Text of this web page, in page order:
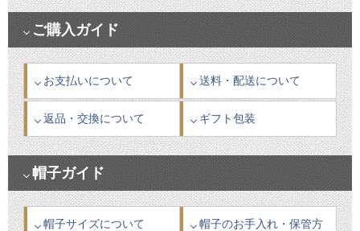
ご購入ガイド
お支払いについて 送料・配送について
返品・交換について ギフト包装
帽子ガイド
帽子サイズについて
帽子のお手入れ・保管方